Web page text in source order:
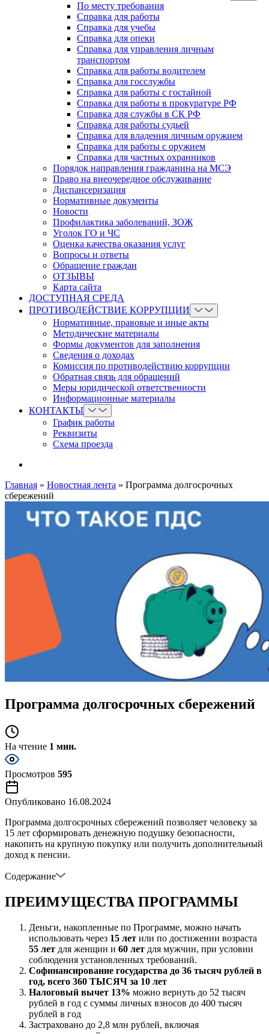
По месту требования
Справка для работы
Справка для учебы
Справка для опеки
Справка для управления личным
транспортом
Справка для работы водителем
Справка для госслужбы
Справка для работы с гостайной
Справка для работы в прокуратуре РФ
Справка для службы в СК РФ
Справка для работы судьей
Справка для владения личным оружием
Справка для работы с оружием
Справка для частных охранников
Порядок направления гражданина на МСЭ
Право на внеочередное обслуживание
Диспансеризация
Нормативные документы
Новости
Профилактика заболеваний, ЗОЖ
Уголок ГО и ЧС
Оценка качества оказания услуг
Вопросы и ответы
Обращение граждан
ОТЗЫВЫ
Карта сайта
ДОСТУПНАЯ СРЕДА
ПРОТИВОДЕЙСТВИЕ КОРРУПЦИИ
Нормативные, правовые и иные акты
Методические материалы
Формы документов для заполнения
Сведения о доходах
Комиссия по противодействию коррупции
Обратная связь для обращений
Меры юридической ответственности
Информационные материалы
КОНТАКТЫ
График работы
Реквизиты
Схема проезда
Главная » Новостная лента » Программа долгосрочных
сбережений
Программа долгосрочных сбережений
На чтение 1 мин.
Просмотров 595
Опубликовано 16.08.2024
Программа долгосрочных сбережений позволяет человеку за
15 лет сформировать денежную подушку безопасности,
накопить на крупную покупку или получить дополнительный
доход к пенсии.
Содержание
ПРЕИМУЩЕСТВА ПРОГРАММЫ
Деньги, накопленные по Программе, можно начать
использовать через 15 лет или по достижении возраста
55 лет для женщин и 60 лет для мужчин, при условии
соблюдения установленных требований.
Софинансирование государства до 36 тысяч рублей в
год, всего 360 ТЫСЯЧ за 10 лет
Налоговый вычет 13% можно вернуть до 52 тысяч
рублей в год с суммы личных взносов до 400 тысяч
рублей в год
Застраховано до 2,8 млн рублей, включая